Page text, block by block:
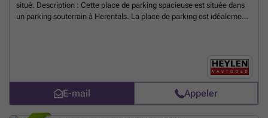
situé. Description : Cette place de parking spacieuse est située dans
un parking souterrain à Herentals. La place de parking est idéalement
E-mail Appeler